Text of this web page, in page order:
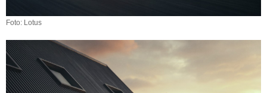
Foto: Lotus